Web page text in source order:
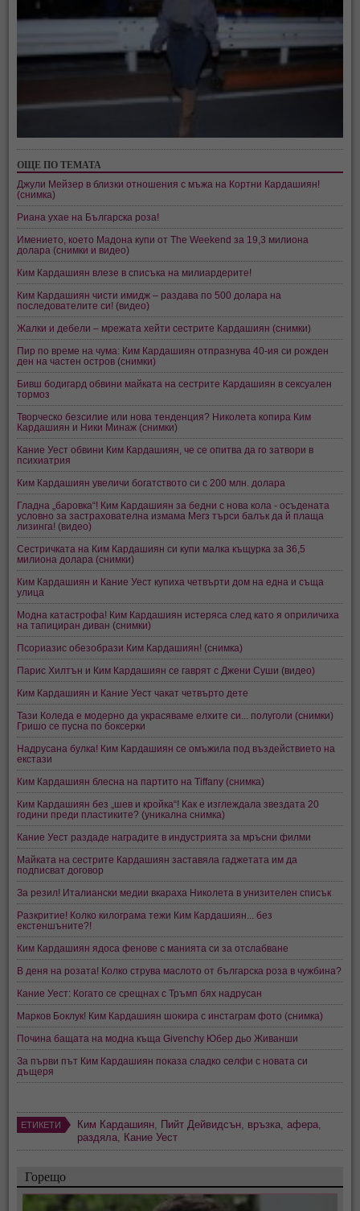
ОЩЕ ПО ТЕМАТА
Джули Мейзер в близки отношения с мъжа на Кортни Кардашиян!
(снимка)
Риана ухае на Българска роза!
Имението, което Мадона купи от The Weekend за 19,3 милиона
долара (снимки и видео)
Ким Кардашиян влезе в списъка на милиардерите!
Ким Кардашиян чисти имидж – раздава по 500 долара на
последователите си! (видео)
Жалки и дебели – мрежата хейти сестрите Кардашиян (снимки)
Пир по време на чума: Ким Кардашиян отпразнува 40-ия си рожден
ден на частен остров (снимки)
Бивш бодигард обвини майката на сестрите Кардашиян в сексуален
тормоз
Творческо безсилие или нова тенденция? Николета копира Ким
Кардашиян и Ники Минаж (снимки)
Кание Уест обвини Ким Кардашиян, че се опитва да го затвори в
психиатрия
Ким Кардашиян увеличи богатството си с 200 млн. долара
Гладна „баровка“! Ким Кардашиян за бедни с нова кола - осъдената
условно за застрахователна измама Мегз търси балък да й плаща
лизинга! (видео)
Сестричката на Ким Кардашиян си купи малка къщурка за 36,5
милиона долара (снимки)
Ким Кардашиян и Кание Уест купиха четвърти дом на една и съща
улица
Модна катастрофа! Ким Кардашиян истеряса след като я оприличиха
на тапициран диван (снимки)
Псориазис обезобрази Ким Кардашиян! (снимка)
Парис Хилтън и Ким Кардашиян се гаврят с Джени Суши (видео)
Ким Кардашиян и Кание Уест чакат четвърто дете
Тази Коледа е модерно да украсяваме елхите си... полуголи (снимки)
Гришо се пусна по боксерки
Надрусана булка! Ким Кардашиян се омъжила под въздействието на
екстази
Ким Кардашиян блесна на партито на Tiffany (снимка)
Ким Кардашиян без „шев и кройка“! Как е изглеждала звездата 20
години преди пластиките? (уникална снимка)
Кание Уест раздаде наградите в индустрията за мръсни филми
Майката на сестрите Кардашиян заставяла гаджетата им да
подписват договор
За резил! Италиански медии вкараха Николета в унизителен списък
Разкритие! Колко килограма тежи Ким Кардашиян... без
екстеншъните?!
Ким Кардашиян ядоса фенове с манията си за отслабване
В деня на розата! Колко струва маслото от българска роза в чужбина?
Кание Уест: Когато се срещнах с Тръмп бях надрусан
Марков Боклук! Ким Кардашиян шокира с инстаграм фото (снимка)
Почина бащата на модна къща Givenchy Юбер дьо Живанши
За първи път Ким Кардашиян показа сладко селфи с новата си
дъщеря
ЕТИКЕТИ Ким Кардашиян, Пийт Дейвидсън, връзка,афера,
раздяла, Кание Уест
Горещо